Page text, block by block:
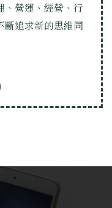
、營運、經營、行
斷追求新的思維同